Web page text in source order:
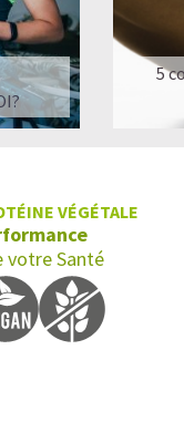
5
VÉGÉTALE
votre Santé